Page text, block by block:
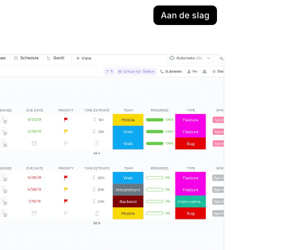
Aan de slag